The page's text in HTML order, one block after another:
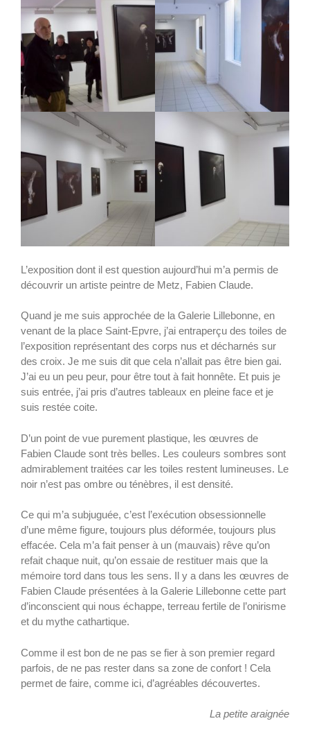
L’exposition dont il est question aujourd’hui m’a permis de
découvrir un artiste peintre de Metz, Fabien Claude.
Quand je me suis approchée de la Galerie Lillebonne, en
venant de la place Saint-Epvre, j’ai entraperçu des toiles de
l’exposition représentant des corps nus et décharnés sur
des croix. Je me suis dit que cela n’allait pas être bien gai.
J’ai eu un peu peur, pour être tout à fait honnête. Et puis je
suis entrée, j’ai pris d’autres tableaux en pleine face et je
suis restée coite.
D’un point de vue purement plastique, les œuvres de
Fabien Claude sont très belles. Les couleurs sombres sont
admirablement traitées car les toiles restent lumineuses. Le
noir n’est pas ombre ou ténèbres, il est densité.
Ce qui m’a subjuguée, c’est l’exécution obsessionnelle
d’une même figure, toujours plus déformée, toujours plus
effacée. Cela m’a fait penser à un (mauvais) rêve qu’on
refait chaque nuit, qu’on essaie de restituer mais que la
mémoire tord dans tous les sens. Il y a dans les œuvres de
Fabien Claude présentées à la Galerie Lillebonne cette part
d’inconscient qui nous échappe, terreau fertile de l’onirisme
et du mythe cathartique.
Comme il est bon de ne pas se fier à son premier regard
parfois, de ne pas rester dans sa zone de confort ! Cela
permet de faire, comme ici, d’agréables découvertes.
La petite araignée